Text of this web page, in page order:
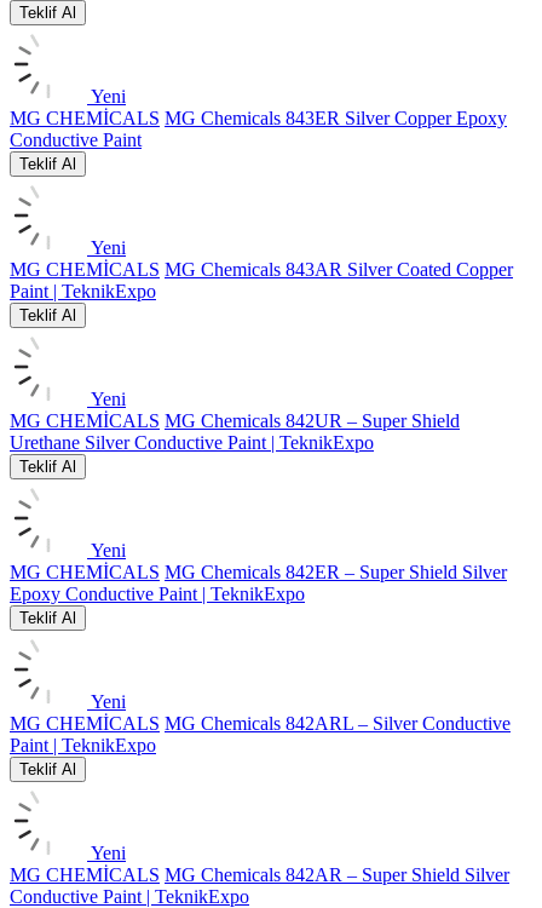
Teklif Al
Yeni
MG CHEMİCALS MG Chemicals 843ER Silver Copper Epoxy
Conductive Paint
Teklif Al
Yeni
MG CHEMİCALS MG Chemicals 843AR Silver Coated Copper
Paint | TeknikExpo
Teklif Al
Yeni
MG CHEMİCALS MG Chemicals 842UR – Super Shield
Urethane Silver Conductive Paint | TeknikExpo
Teklif Al
Yeni
MG CHEMİCALS MG Chemicals 842ER – Super Shield Silver
Epoxy Conductive Paint | TeknikExpo
Teklif Al
Yeni
MG CHEMİCALS MG Chemicals 842ARL – Silver Conductive
Paint | TeknikExpo
Teklif Al
Yeni
MG CHEMİCALS MG Chemicals 842AR – Super Shield Silver
Conductive Paint | TeknikExpo